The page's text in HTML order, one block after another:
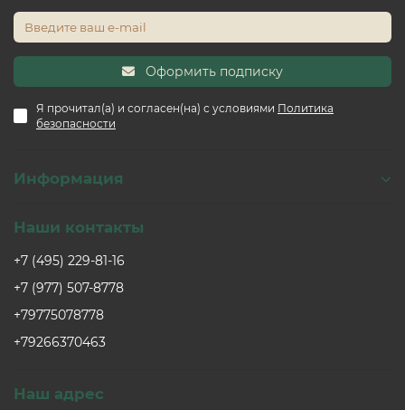
Оформить подписку
Я прочитал(а) и согласен(на) с условиями Политика
безопасности
Информация
Наши контакты
+7 (495) 229-81-16
+7 (977) 507-8778
+79775078778
+79266370463
Наш адрес